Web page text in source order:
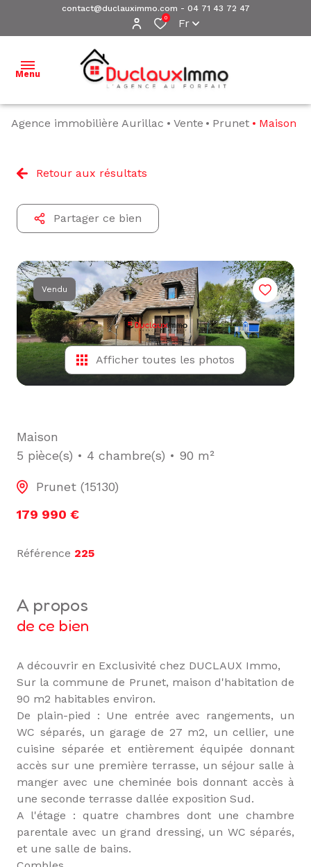
contact@duclauximmo.com - 04 71 43 72 47
0 Fr
Menu
BIENS À
NOS
VENDUS
ESTIMATION
L'ÉQUIPE
ALERTE
E-MAIL
Agence immobilière Aurillac Vente Prunet Maison
Retour aux résultats
Partager ce bien
Vendu
Afficher toutes les photos
Maison
5 pièce(s)
4 chambre(s) 90 m²
Prunet (15130)
179 990 €
Référence 225
a propos
de ce bien
A découvrir en Exclusivité chez DUCLAUX Immo,
Sur la commune de Prunet, maison d'habitation de
90 m2 habitables environ.
De plain-pied : Une entrée avec rangements, un
WC séparés, un garage de 27 m2, un cellier, une
cuisine séparée et entièrement équipée donnant
accès sur une première terrasse, un séjour salle à
manger avec une cheminée bois donnant accès à
une seconde terrasse dallée exposition Sud.
A l'étage : quatre chambres dont une chambre
parentale avec un grand dressing, un WC séparés,
et une salle de bains.